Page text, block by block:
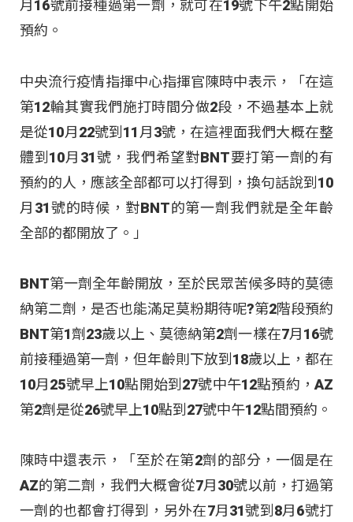
月16號前接種過第一劑，就可在19號下午2點開始
預約。
中央流行疫情指揮中心指揮官陳時中表示，「在這
第12輪其實我們施打時間分做2段，不過基本上就
是從10月22號到11月3號，在這裡面我們大概在整
體到10月31號，我們希望對BNT要打第一劑的有
預約的人，應該全部都可以打得到，換句話說到10
月31號的時候，對BNT的第一劑我們就是全年齡
全部的都開放了。」
BNT第一劑全年齡開放，至於民眾苦候多時的莫德
納第二劑，是否也能滿足莫粉期待呢?第2階段預約
BNT第1劑23歲以上、莫德納第2劑一樣在7月16號
前接種過第一劑，但年齡則下放到18歲以上，都在
10月25號早上10點開始到27號中午12點預約，AZ
第2劑是從26號早上10點到27號中午12點間預約。
陳時中還表示，「至於在第2劑的部分，一個是在
AZ的第二劑，我們大概會從7月30號以前，打過第
一劑的也都會打得到，另外在7月31號到8月6號打